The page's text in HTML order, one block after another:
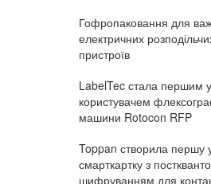
Гофропаковання для
електричних
пристроїв
LabelTec стала першим
користувачем
машини Rotocon RFP
Toppan створила першу у
смарткартку з
шифруванням для